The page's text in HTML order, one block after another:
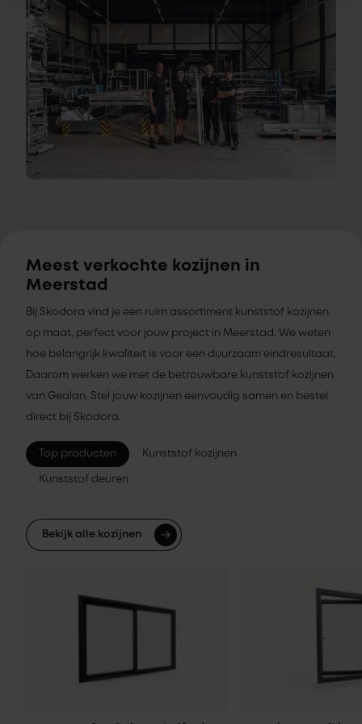
Meest verkochte kozijnen in
Meerstad
Bij Skodora vind je een ruim assortiment kunststof kozijnen
op maat, perfect voor jouw project in Meerstad. We weten
hoe belangrijk kwaliteit is voor een duurzaam eindresultaat.
Daarom werken we met de betrouwbare kunststof kozijnen
van Gealan. Stel jouw kozijnen eenvoudig samen en bestel
direct bij Skodora.
Top producten Kunststof kozijnen
Kunststof deuren
Bekijk alle kozijnen